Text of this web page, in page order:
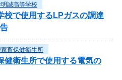
誠高等学校
校で使用するLPガスの調達
畜保健衛生所
健衛生所で使用する電気の